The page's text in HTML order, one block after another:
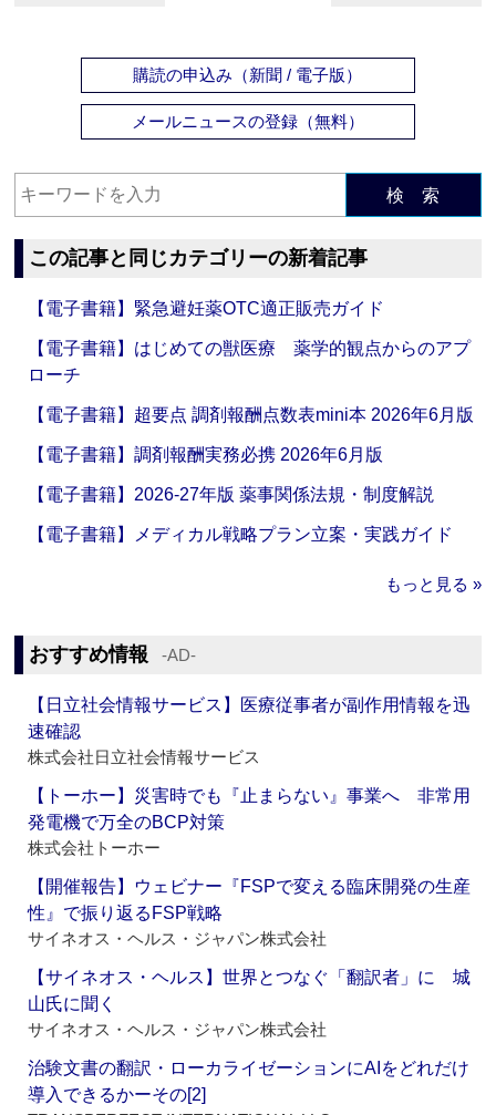
購読の申込み（新聞 / 電子版）
メールニュースの登録（無料）
検 索
この記事と同じカテゴリーの新着記事
【電子書籍】緊急避妊薬OTC適正販売ガイド
【電子書籍】はじめての獣医療 薬学的観点からのアプ
ローチ
【電子書籍】超要点 調剤報酬点数表mini本 2026年6月版
【電子書籍】調剤報酬実務必携 2026年6月版
【電子書籍】2026-27年版 薬事関係法規・制度解説
【電子書籍】メディカル戦略プラン立案・実践ガイド
もっと見る »
おすすめ情報 ‐AD‐
【日立社会情報サービス】医療従事者が副作用情報を迅
速確認
株式会社日立社会情報サービス
【トーホー】災害時でも『止まらない』事業へ 非常用
発電機で万全のBCP対策
株式会社トーホー
【開催報告】ウェビナー『FSPで変える臨床開発の生産
性』で振り返るFSP戦略
サイネオス・ヘルス・ジャパン株式会社
【サイネオス・ヘルス】世界とつなぐ「翻訳者」に 城
山氏に聞く
サイネオス・ヘルス・ジャパン株式会社
治験文書の翻訳・ローカライゼーションにAIをどれだけ
導入できるかーその[2]